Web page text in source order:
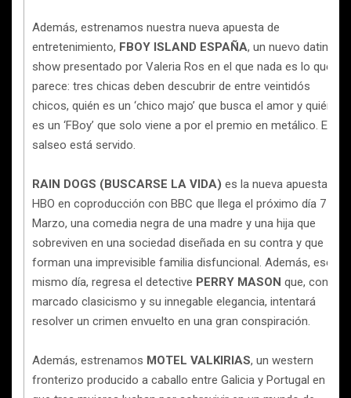
Además, estrenamos nuestra nueva apuesta de
entretenimiento, FBOY ISLAND ESPAÑA, un nuevo dating
show presentado por Valeria Ros en el que nada es lo que
parece: tres chicas deben descubrir de entre veintidós
chicos, quién es un ‘chico majo’ que busca el amor y quién
es un ‘FBoy’ que solo viene a por el premio en metálico. El
salseo está servido.
RAIN DOGS (BUSCARSE LA VIDA) es la nueva apuesta de
HBO en coproducción con BBC que llega el próximo día 7 de
Marzo, una comedia negra de una madre y una hija que
sobreviven en una sociedad diseñada en su contra y que
forman una imprevisible familia disfuncional. Además, ese
mismo día, regresa el detective PERRY MASON que, con su
marcado clasicismo y su innegable elegancia, intentará
resolver un crimen envuelto en una gran conspiración.
Además, estrenamos MOTEL VALKIRIAS, un western
fronterizo producido a caballo entre Galicia y Portugal en el